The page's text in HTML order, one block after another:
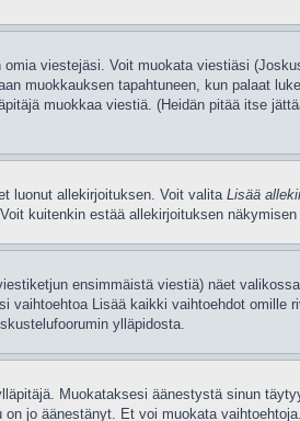
viestejäsi. Voit muokata viestiäsi
muokkauksen tapahtuneen, kun palaat
muokkaa viestiä. (Heidän pitää itse
luonut allekirjoituksen. Voit valita Lisää
kuitenkin estää allekirjoituksen
ensimmäistä viestiä) näet
Lisää kaikki vaihtoehdot
ylläpidosta.
Muokataksesi äänestystä sinun
jo äänestänyt. Et voi muokata